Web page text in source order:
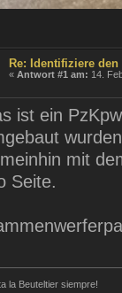
Re: Identifiziere den
«Antwort #1 am: 14.
ist ein
mit
Seite.
la Beuteltier siempre!